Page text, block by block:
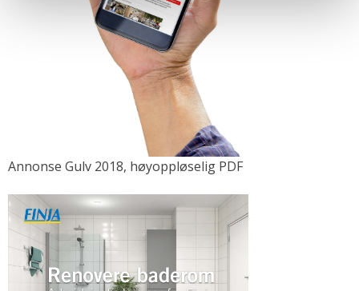
Annonse Gulv 2018, høyoppløselig PDF